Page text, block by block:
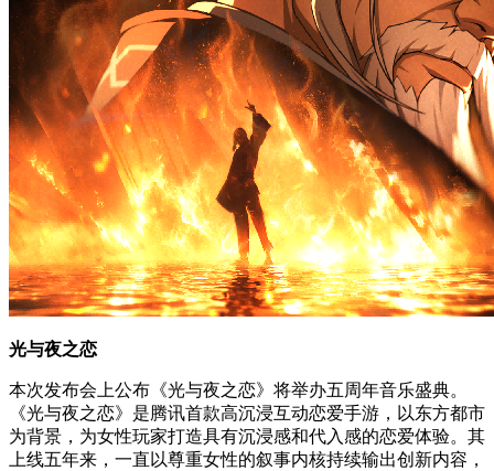
光与夜之恋
本次发布会上公布《光与夜之恋》将举办五周年音乐盛典。
《光与夜之恋》是腾讯首款高沉浸互动恋爱手游，以东方都市
为背景，为女性玩家打造具有沉浸感和代入感的恋爱体验。其
上线五年来，一直以尊重女性的叙事内核持续输出创新内容，